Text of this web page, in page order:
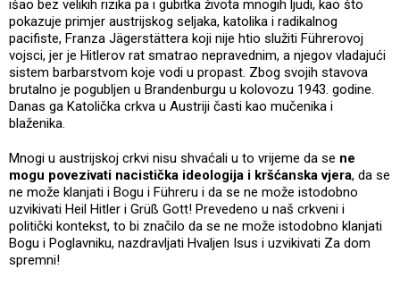
išao bez velikih rizika pa i gubitka života mnogih ljudi, kao što
pokazuje primjer austrijskog seljaka, katolika i radikalnog
pacifiste, Franza Jägerstättera koji nije htio služiti Führerovoj
vojsci, jer je Hitlerov rat smatrao nepravednim, a njegov vladajući
sistem barbarstvom koje vodi u propast. Zbog svojih stavova
brutalno je pogubljen u Brandenburgu u kolovozu 1943. godine.
Danas ga Katolička crkva u Austriji časti kao mučenika i
blaženika.
Mnogi u austrijskoj crkvi nisu shvaćali u to vrijeme da se ne
mogu povezivati nacistička ideologija i kršćanska vjera, da se
ne može klanjati i Bogu i Führeru i da se ne može istodobno
uzvikivati Heil Hitler i Grüß Gott! Prevedeno u naš crkveni i
politički kontekst, to bi značilo da se ne može istodobno klanjati
Bogu i Poglavniku, nazdravljati Hvaljen Isus i uzvikivati Za dom
spremni!